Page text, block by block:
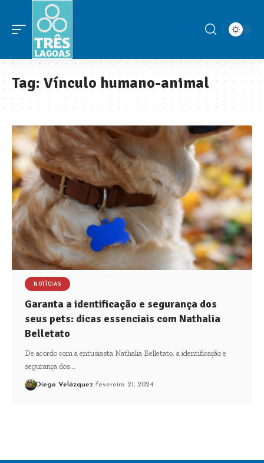
Tag:Vínculo humano-animal
NOTÍCIAS
Garanta a identificação e segurança dos
seus pets: dicas essenciais com Nathalia
Belletato
De acordo com a entusiasta Nathalia Belletato, a identificação e
segurança dos…
Diego Velázquez fevereiro 21, 2024